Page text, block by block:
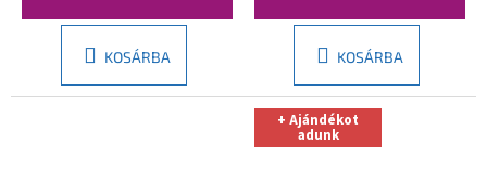
KOSÁRBA KOSÁRBA
+ Ajándékot
adunk